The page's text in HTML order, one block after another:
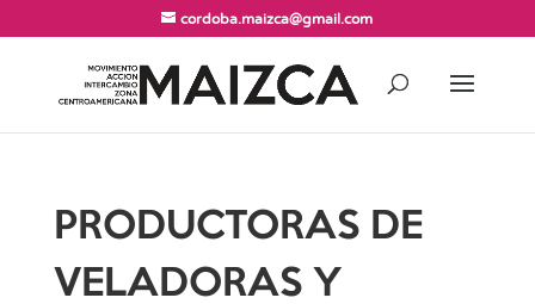
cordoba.maizca@gmail.com
PRODUCTORAS DE
VELADORAS Y